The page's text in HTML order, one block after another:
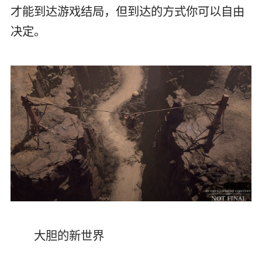
才能到达游戏结局，但到达的方式你可以自由
决定。
大胆的新世界